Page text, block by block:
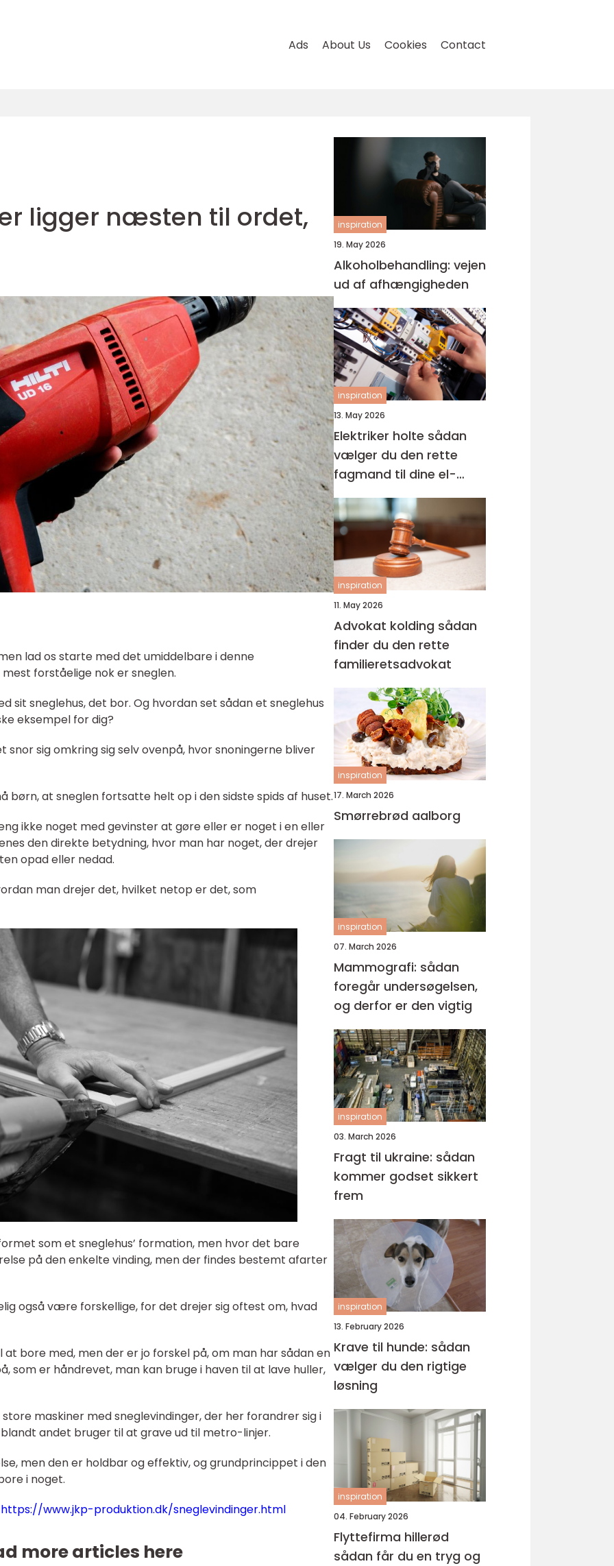
Ads About Us Cookies Contact
ligger næsten til ordet,
lad os starte med det umiddelbare i denne
forståelige nok er sneglen.
sit sneglehus, det bor. Og hvordan set sådan et sneglehus
eksempel for dig?
snor sig omkring sig selv ovenpå, hvor snoningerne bliver
børn, at sneglen fortsatte helt op i den sidste spids af huset.
ikke noget med gevinster at gøre eller er noget i en eller
den direkte betydning, hvor man har noget, der drejer
opad eller nedad.
man drejer det, hvilket netop er det, som
som et sneglehus’ formation, men hvor det bare
på den enkelte vinding, men der findes bestemt afarter
også være forskellige, for det drejer sig oftest om, hvad
bore med, men der er jo forskel på, om man har sådan en
som er håndrevet, man kan bruge i haven til at lave huller,
maskiner med sneglevindinger, der her forandrer sig i
andet bruger til at grave ud til metro-linjer.
men den er holdbar og effektiv, og grundprincippet i den
i noget.
https://www.jkp-produktion.dk/sneglevindinger.html
more articles here
inspiration
19. May 2026
Alkoholbehandling: vejen
ud af afhængigheden
inspiration
13. May 2026
Elektriker holte sådan
vælger du den rette
fagmand til dine el-
opgaver
inspiration
11. May 2026
Advokat kolding sådan
finder du den rette
familieretsadvokat
inspiration
17. March 2026
Smørrebrød aalborg
inspiration
07. March 2026
Mammografi: sådan
foregår undersøgelsen,
og derfor er den vigtig
inspiration
03. March 2026
Fragt til ukraine: sådan
kommer godset sikkert
frem
inspiration
13. February 2026
Krave til hunde: sådan
vælger du den rigtige
løsning
inspiration
04. February 2026
Flyttefirma hillerød
sådan får du en tryg og